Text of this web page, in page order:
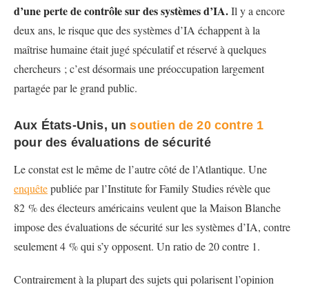
d’une perte de contrôle sur des systèmes d’IA.Il y a encore
deux ans, le risque que des systèmes d’IA échappent à la
maîtrise humaine était jugé spéculatif et réservé à quelques
chercheurs ; c’est désormais une préoccupation largement
partagée par le grand public.
Aux États-Unis, unsoutien de 20 contre 1
pour des évaluations de sécurité
Le constat est le même de l’autre côté de l’Atlantique. Une
enquêtepubliée par l’Institute for Family Studies révèle que
82 % des électeurs américains veulent que la Maison Blanche
impose des évaluations de sécurité sur les systèmes d’IA, contre
seulement 4 % qui s’y opposent. Un ratio de 20 contre 1.
Contrairement à la plupart des sujets qui polarisent l’opinion